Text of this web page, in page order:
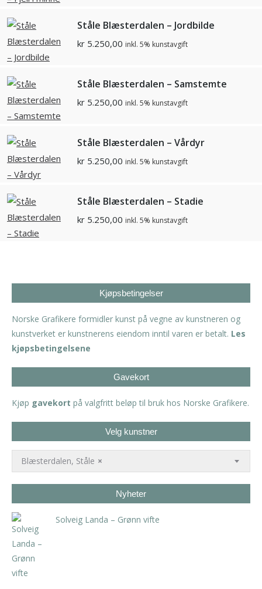
Ståle Blæsterdalen – Jordbilde
kr 5.250,00 inkl. 5% kunstavgift
Ståle Blæsterdalen – Samstemte
kr 5.250,00 inkl. 5% kunstavgift
Ståle Blæsterdalen – Vårdyr
kr 5.250,00 inkl. 5% kunstavgift
Ståle Blæsterdalen – Stadie
kr 5.250,00 inkl. 5% kunstavgift
Kjøpsbetingelser
Norske Grafikere formidler kunst på vegne av kunstneren og
kunstverket er kunstnerens eiendom inntil varen er betalt. Les
kjøpsbetingelsene
Gavekort
Kjøp gavekort på valgfritt beløp til bruk hos Norske Grafikere.
Velg kunstner
×
Blæsterdalen, Ståle
Nyheter
Solveig Landa – Grønn vifte